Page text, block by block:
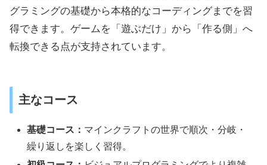
グラミングの基礎から本格的なコーディングまでを習
得できます。ゲームを「遊ぶだけ」から「作る側」へ
転換できる点が支持されています。
主なコース
基礎コース： マインクラフトの世界で順次・分岐・
繰り返しを楽しく習得。